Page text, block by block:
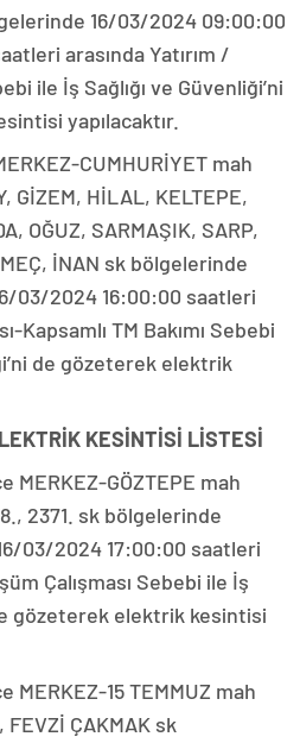
16/03/2024 09:00:00
arasında Yatırım /
ile İş Sağlığı ve Güvenliği’ni
yapılacaktır.
CUMHURİYET mah
GİZEM, HİLAL, KELTEPE,
OĞUZ, SARMAŞIK, SARP,
İNAN sk bölgelerinde
03/2024 16:00:00 saatleri
Kapsamlı TM Bakımı Sebebi
de gözeterek elektrik
KESİNTİSİ LİSTESİ
MERKEZ-GÖZTEPE mah
2371. sk bölgelerinde
03/2024 17:00:00 saatleri
Çalışması Sebebi ile İş
gözeterek elektrik kesintisi
MERKEZ-15 TEMMUZ mah
FEVZİ ÇAKMAK sk